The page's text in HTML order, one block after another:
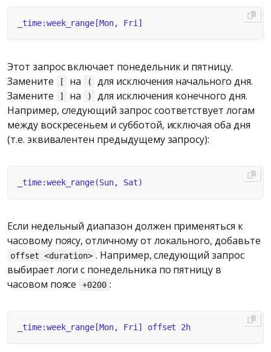
Этот запрос включает понедельник и пятницу.
Замените
[ на (
для исключения начального дня.
Замените
] на )
для исключения конечного дня.
Например, следующий запрос соответствует логам
между воскресеньем и субботой, исключая оба дня
(т.е. эквивалентен предыдущему запросу):
Если недельный диапазон должен применяться к
часовому поясу, отличному от локального, добавьте
offset <duration> . Например, следующий запрос
выбирает логи с понедельника по пятницу в
часовом поясе
+0200 :